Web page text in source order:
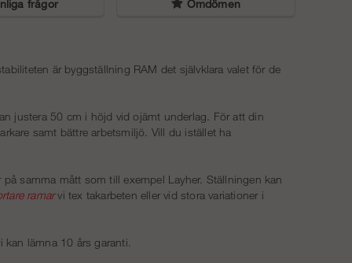
Trapptorn 4 m - Ram - stål
frågor Omdömen
är byggställning RAM det självklara valet för de
justera 50 cm i höjd vid ojämt underlag. För att din
samt bättre arbetsmiljö. Vill du istället ha
samma mått som till exempel Layher. Ställningen kan
ramarvi tex takarbeten eller vid stora variationer i
lämna 10 års garanti.